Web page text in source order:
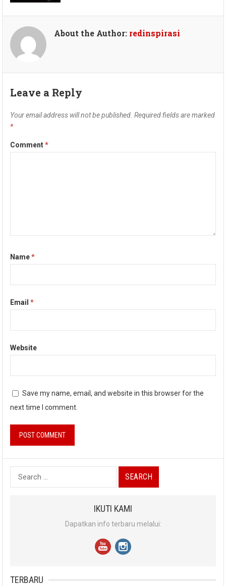
About the Author: redinspirasi
Leave a Reply
Your email address will not be published. Required fields are marked
*
Comment*
Name*
Email*
Website
Save my name, email, and website in this browser for the
next time I comment.
Search
for:
IKUTI KAMI
Dapatkan info terbaru melalui:
TERBARU